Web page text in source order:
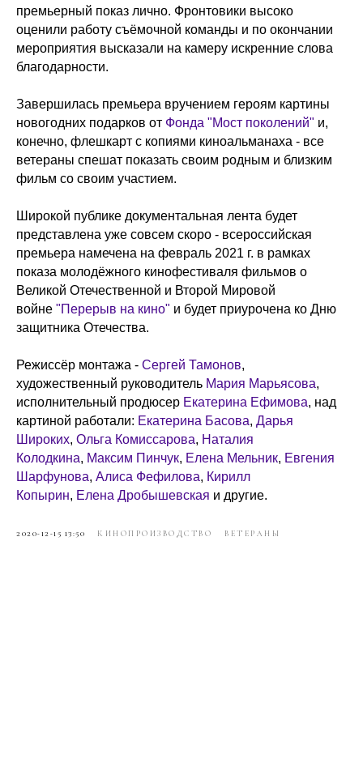
премьерный показ лично. Фронтовики высоко
оценили работу съёмочной команды и по окончании
мероприятия высказали на камеру искренние слова
благодарности.
Завершилась премьера вручением героям картины
новогодних подарков от Фонда "Мост поколений" и,
конечно, флешкарт с копиями киноальманаха - все
ветераны спешат показать своим родным и близким
фильм со своим участием.
Широкой публике документальная лента будет
представлена уже совсем скоро - всероссийская
премьера намечена на февраль 2021 г. в рамках
показа молодёжного кинофестиваля фильмов о
Великой Отечественной и Второй Мировой
войне "Перерыв на кино" и будет приурочена ко Дню
защитника Отечества.
Режиссёр монтажа - Сергей Тамонов,
художественный руководитель Maрия Марьясова,
исполнительный продюсер Екатерина Ефимова, над
картиной работали: Екатерина Басова, Дарья
Широких, Ольга Комиссарова, Наталия
Колодкина, Максим Пинчук, Елена Мельник, Евгения
Шарфунова, Алиса Фефилова, Кирилл
Копырин, Елена Дробышевская и другие.
2020-12-15 13:50 КИНОПРОИЗВОДСТВО ВЕТЕРАНЫ